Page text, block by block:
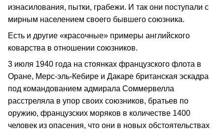
изнасилования, пытки, грабежи. И так они поступали с
мирным населением своего бывшего союзника.
Есть и другие «красочные» примеры английского
коварства в отношении союзников.
3 июля 1940 года на стоянках французского флота в
Оране, Мерс-эль-Кебире и Дакаре британская эскадра
под командованием адмирала Соммервелла
расстреляла в упор своих союзников, братьев по
оружию, французских моряков в количестве 1400
человек из опасения, что они в новых обстоятельствах